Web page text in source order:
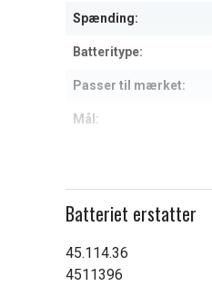
Spænding:
Batteritype:
Passer til mærket:
Mål:
Batteriet erstatter
45.114.36
4511396